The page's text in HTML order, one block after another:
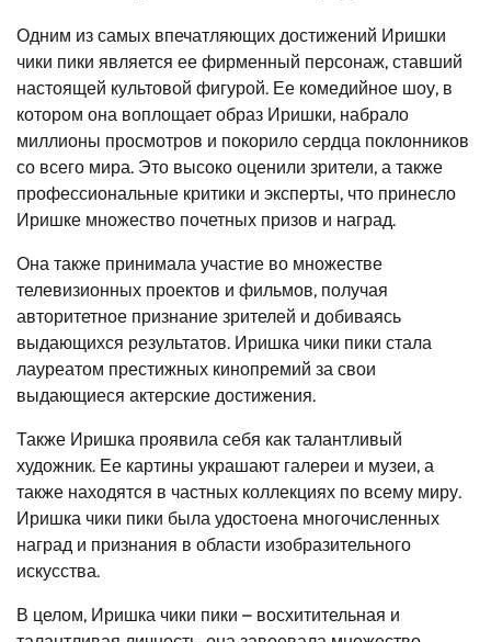
Одним из самых впечатляющих достижений Иришки
чики пики является ее фирменный персонаж, ставший
настоящей культовой фигурой. Ее комедийное шоу, в
котором она воплощает образ Иришки, набрало
миллионы просмотров и покорило сердца поклонников
со всего мира. Это высоко оценили зрители, а также
профессиональные критики и эксперты, что принесло
Иришке множество почетных призов и наград.
Она также принимала участие во множестве
телевизионных проектов и фильмов, получая
авторитетное признание зрителей и добиваясь
выдающихся результатов. Иришка чики пики стала
лауреатом престижных кинопремий за свои
выдающиеся актерские достижения.
Также Иришка проявила себя как талантливый
художник. Ее картины украшают галереи и музеи, а
также находятся в частных коллекциях по всему миру.
Иришка чики пики была удостоена многочисленных
наград и признания в области изобразительного
искусства.
В целом, Иришка чики пики – восхитительная и